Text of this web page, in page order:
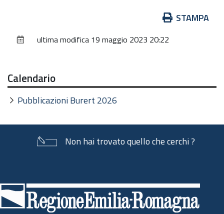
documento
STAMPA
ultima modifica 19 maggio 2023 20:22
Calendario
Pubblicazioni Burert 2026
Non hai trovato quello che cerchi ?
di
pagina